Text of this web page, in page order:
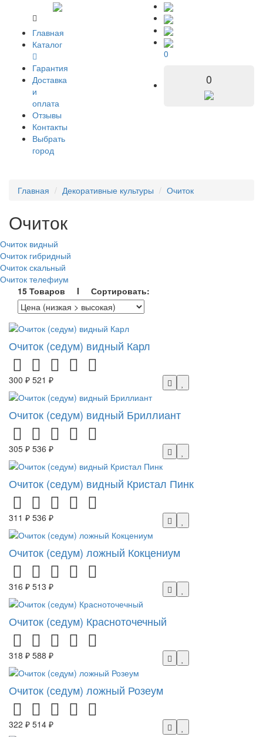
Главная
Каталог
Гарантия
Доставка
и
оплата
Отзывы
Контакты
Выбрать
город
0
0
Главная Декоративные культуры Очиток
Очиток
Очиток видный
Очиток гибридный
Очиток скальный
Очиток телефиум
15 Товаров I Сортировать:
Очиток (седум) видный Карл
300 ₽ 521 ₽
Очиток (седум) видный Бриллиант
305 ₽ 536 ₽
Очиток (седум) видный Кристал Пинк
311 ₽ 536 ₽
Очиток (седум) ложный Кокцениум
316 ₽ 513 ₽
Очиток (седум) Красноточечный
318 ₽ 588 ₽
Очиток (седум) ложный Розеум
322 ₽ 514 ₽